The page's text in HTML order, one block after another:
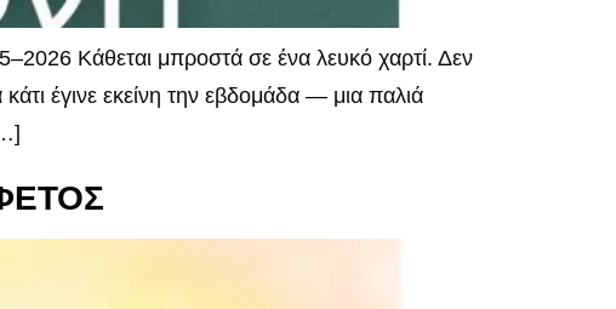
Κάθεται μπροστά σε ένα λευκό χαρτί. Δεν
έγινε εκείνη την εβδομάδα — μια παλιά